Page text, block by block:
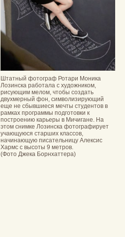
Штатный фотограф Ротари Моника
Лозинска работала с художником,
рисующим мелом, чтобы создать
двухмерный фон, символизирующий
еще не сбывшиеся мечты студентов в
рамках программы подготовки к
построению карьеры в Мичигане. На
этом снимке Лозинска фотографирует
учающуюся старших классов,
начинающую писательницу Алексис
Хармс с высоты 9 метров.
(Фото Джека Борнхаттера)